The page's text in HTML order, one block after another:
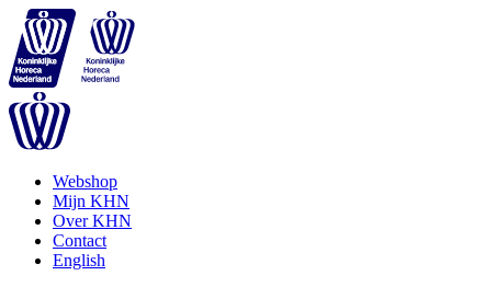
Webshop
Mijn KHN
Over KHN
Contact
English